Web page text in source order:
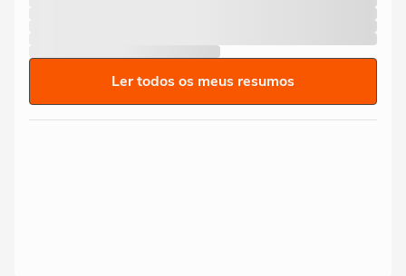
Ler todos os meus resumos